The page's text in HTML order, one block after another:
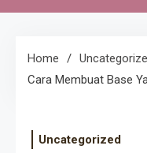
Home
Cara Membuat Base
Uncategorized